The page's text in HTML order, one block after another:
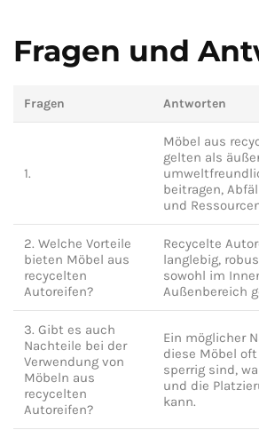
Fragen und
Fragen Antworten
1.
Möbel aus
⁢gelten als
beitragen,
und
2.⁢ Welche Vorteile
bieten Möbel ⁢aus
recycelten
Autoreifen?
Recycelte
langlebig,
sowohl im
Außenbereich
3. Gibt⁢ es auch
‌Nachteile bei der
Verwendung⁢ von
Möbeln aus
recycelten
Autoreifen?
Ein möglicher​
diese Möbel
sperrig sind,
und⁣ die
kann.